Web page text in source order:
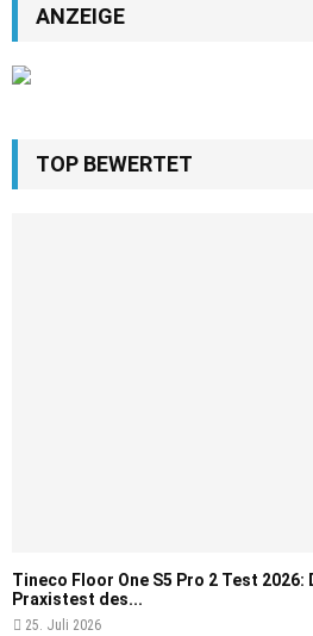
ANZEIGE
TOP BEWERTET
Tineco Floor One S5 Pro 2 Test 2026:
Praxistest des...
25. Juli 2026